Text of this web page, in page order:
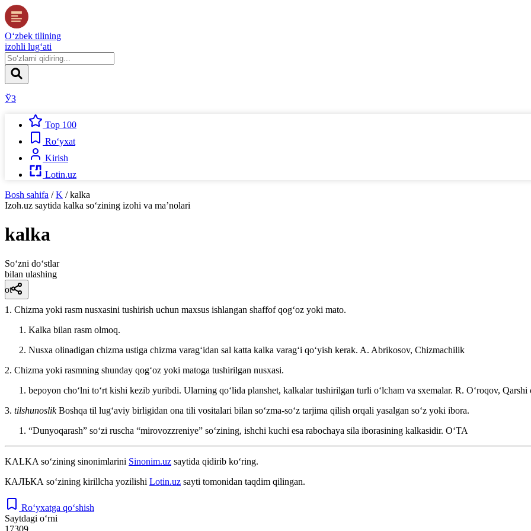
O‘zbek tilining
izohli lug‘ati
ЎЗ
Top 100
Ro‘yxat
Kirish
Lotin.uz
Bosh sahifa / K / kalka
Izoh.uz saytida kalka so‘zining izohi va ma’nolari
kalka
So‘zni do‘stlar
bilan ulashing
ot
1. Chizma yoki rasm nusxasini tushirish uchun maxsus ishlangan shaffof qogʻoz yoki mato.
Kalka bilan rasm olmoq.
Nusxa olinadigan chizma ustiga chizma varagʻidan sal katta kalka varagʻi qoʻyish kerak. A. Abrikosov, Chizmachilik
2. Chizma yoki rasmning shunday qogʻoz yoki matoga tushirilgan nusxasi.
bepoyon choʻlni toʻrt kishi kezib yuribdi. Ularning qoʻlida planshet, kalkalar tushirilgan turli oʻlcham va sxemalar. R. Oʻroqov, Qarshi
3. tilshunoslikBoshqa til lugʻaviy birligidan ona tili vositalari bilan soʻzma-soʻz tarjima qilish orqali yasalgan soʻz yoki ibora.
“Dunyoqarash” soʻzi ruscha “mirovozzreniye” soʻzining, ishchi kuchi esa rabochaya sila iborasining kalkasidir. OʻTA
KALKA so‘zining sinonimlarini Sinonim.uz saytida qidirib ko‘ring.
КАЛЬКА so‘zining kirillcha yozilishi Lotin.uz sayti tomonidan taqdim qilingan.
Ro‘yxatga qo‘shish
Saytdagi o‘rni
17309